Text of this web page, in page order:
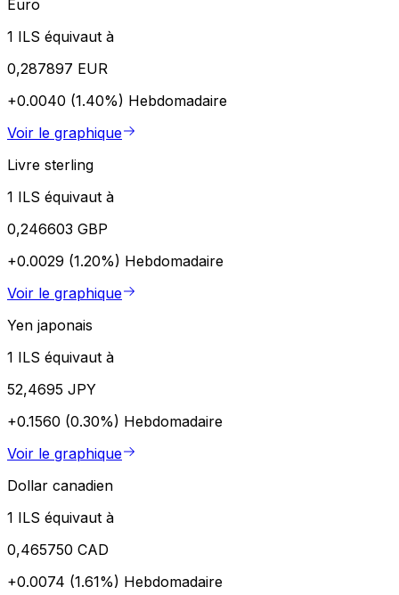
Euro
1 ILS équivaut à
0,287897 EUR
+0.0040 (1.40%) Hebdomadaire
Voir le graphique
Livre sterling
1 ILS équivaut à
0,246603 GBP
+0.0029 (1.20%) Hebdomadaire
Voir le graphique
Yen japonais
1 ILS équivaut à
52,4695 JPY
+0.1560 (0.30%) Hebdomadaire
Voir le graphique
Dollar canadien
1 ILS équivaut à
0,465750 CAD
+0.0074 (1.61%) Hebdomadaire